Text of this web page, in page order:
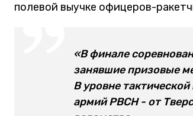
полевой выучке офицеров-
«В финале
занявшие призовые
В уровне
армий РВСН - от